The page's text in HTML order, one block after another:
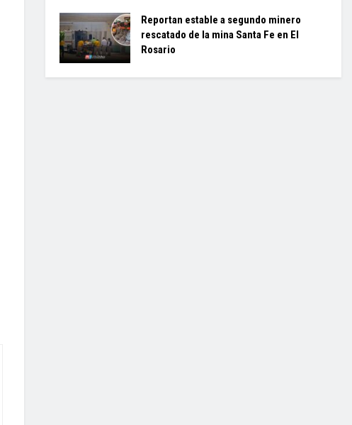
Reportan estable a segundo minero
rescatado de la mina Santa Fe en El
Rosario